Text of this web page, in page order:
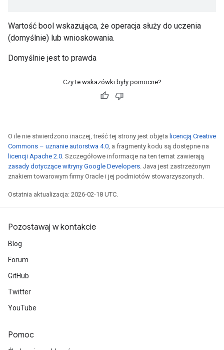
Wartość bool wskazująca, że ​​operacja służy do uczenia
(domyślnie) lub wnioskowania.
Domyślnie jest to prawda
Czy te wskazówki były pomocne?
O ile nie stwierdzono inaczej, treść tej strony jest objęta licencją Creative
Commons – uznanie autorstwa 4.0, a fragmenty kodu są dostępne na
licencji Apache 2.0. Szczegółowe informacje na ten temat zawierają
zasady dotyczące witryny Google Developers. Java jest zastrzeżonym
znakiem towarowym firmy Oracle i jej podmiotów stowarzyszonych.
Ostatnia aktualizacja: 2026-02-18 UTC.
Pozostawaj w kontakcie
Blog
Forum
GitHub
Twitter
YouTube
Pomoc